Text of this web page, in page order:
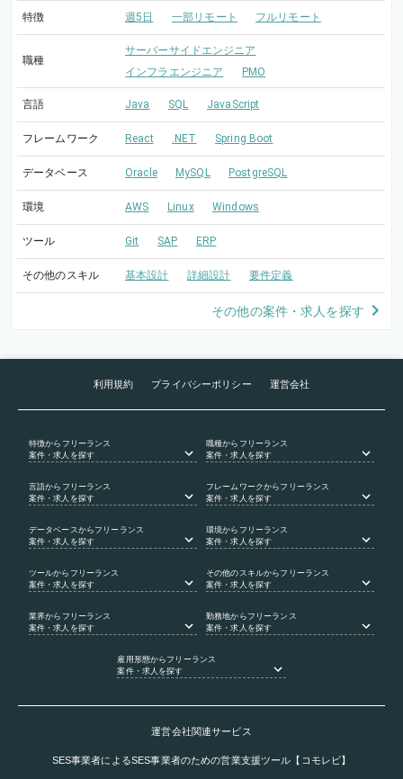
特徴 週5日 一部リモート フルリモート
職種
サーバーサイドエンジニア
インフラエンジニア
PMO
言語 Java SQL JavaScript
フレームワーク React .NET Spring Boot
データベース Oracle MySQL PostgreSQL
環境 AWS Linux Windows
ツール Git SAP ERP
その他のスキル 基本設計 詳細設計 要件定義
その他の案件・求人を探す
利用規約 プライバシーポリシー 運営会社
特徴からフリーランス
案件・求人を探す
職種からフリーランス
案件・求人を探す
言語からフリーランス
案件・求人を探す
フレームワークからフリーランス
案件・求人を探す
データベース からフリーランス
案件・求人を探す
環境からフリーランス
案件・求人を探す
ツールからフリーランス
案件・求人を探す
その他のスキルからフリーランス
案件・求人を探す
業界からフリーランス
案件・求人を探す
勤務地からフリーランス
案件・求人を探す
雇用形態からフリーランス
案件・求人を探す
運営会社関連サービス
SES事業者によるSES事業者のための営業支援ツール【コモレビ】